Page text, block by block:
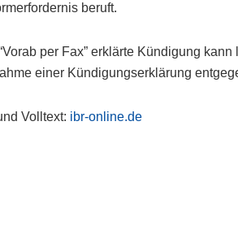
beruft.
per Fax” erklärte Kündigung
einer Kündigungserklärung
Volltext: ibr-online.de